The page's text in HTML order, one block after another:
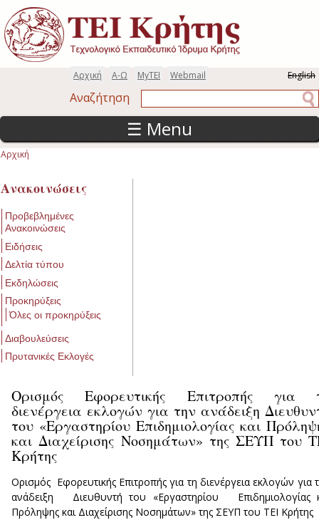
Παράκαμψη προς το κυρίως περιεχόμενο
English
Webmail
MyTEI
Α-Ω
Αρχική
Αναζήτηση
☰ Menu
Αρχική
Ανακοινώσεις
Προβεβλημένες
Ανακοινώσεις
Ειδήσεις
Δελτία τύπου
Εκδηλώσεις
Προκηρύξεις
Όλες οι προκηρύξεις
Διαβουλεύσεις
Πρυτανικές Εκλογές
Ορισμός Εφορευτικής Επιτροπής για
διενέργεια εκλογών για την ανάδειξη
του «Εργαστηρίου Επιδημιολογίας και
και Διαχείρισης Νοσημάτων» της ΣΕΥΠ του
Κρήτης
Ορισμός Εφορευτικής Επιτροπής για τη διενέργεια εκλογών για
ανάδειξη Διευθυντή του «Εργαστηρίου Επιδημιολογίας
Πρόληψης και Διαχείρισης Νοσημάτων» της ΣΕΥΠ του ΤΕΙ Κρήτης